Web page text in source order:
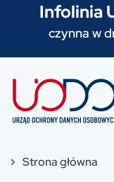
Infolinia
czynna w
Strona główna